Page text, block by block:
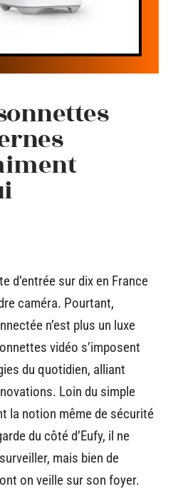
d’entrée sur dix en France
caméra. Pourtant,
n’est plus un luxe
vidéo s’imposent
du quotidien, alliant
Loin du simple
la notion même de sécurité
du côté d’Eufy, il ne
mais bien de
on veille sur son foyer.